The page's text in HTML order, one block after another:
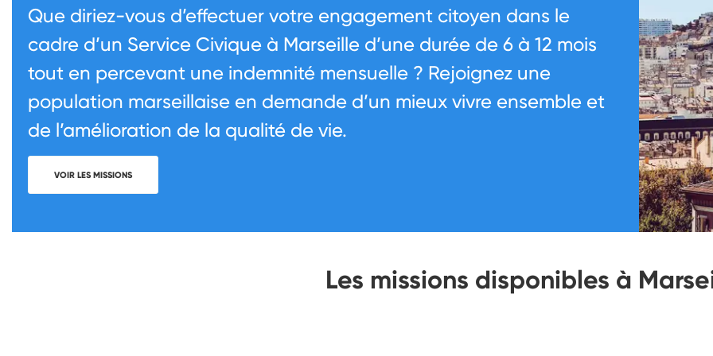
Que diriez-vous d’effectuer votre engagement citoyen dans le
cadre d’un Service Civique à Marseille d’une durée de 6 à 12 mois
tout en percevant une indemnité mensuelle ? Rejoignez une
population marseillaise en demande d’un mieux vivre ensemble et
de l’amélioration de la qualité de vie.
VOIR LES MISSIONS
Les missions disponibles à